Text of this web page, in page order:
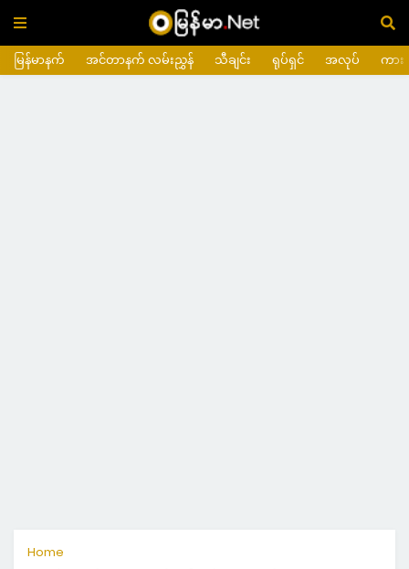
မြန်မာနက် အင်တာနက် လမ်းညွှန် သီချင်း ရုပ်ရှင် အလုပ် ကား
Home